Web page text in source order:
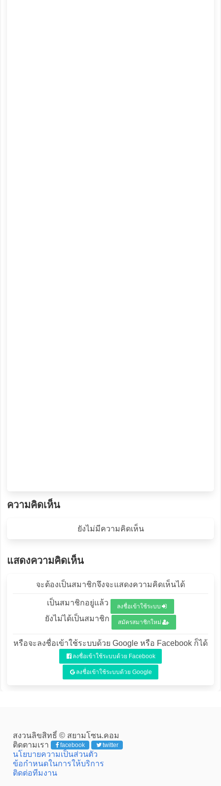
ความคิดเห็น
ยังไม่มีความคิดเห็น
แสดงความคิดเห็น
จะต้องเป็นสมาชิกจึงจะแสดงความคิดเห็นได้
เป็นสมาชิกอยู่แล้ว ลงชื่อเข้าใช้ระบบ
ยังไม่ได้เป็นสมาชิก สมัครสมาชิกใหม่
หรือจะลงชื่อเข้าใช้ระบบด้วย Google หรือ Facebook ก็ได้
ลงชื่อเข้าใช้ระบบด้วย Facebook
ลงชื่อเข้าใช้ระบบด้วย Google
สงวนลิขสิทธิ์ © สยามโซน.คอม
ติดตามเรา
facebook twitter
นโยบายความเป็นส่วนตัว
ข้อกำหนดในการให้บริการ
ติดต่อทีมงาน